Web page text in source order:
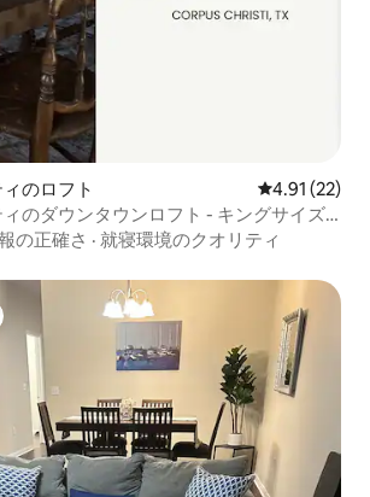
のロフト レビュー22
4.91 (22)
のダウンタウンロフト - キングサイズ
の正確さ · 就寝環境のクオリティ